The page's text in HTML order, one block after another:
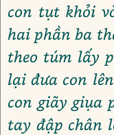
con tụt khỏi
hai phần ba
theo túm lấy
lại đưa con
con giãy giụa
tay đập chân